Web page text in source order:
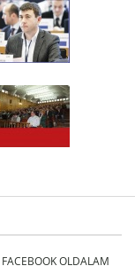
FACEBOOK OLDALAM